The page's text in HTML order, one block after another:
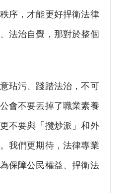
序，才能更好捍衛法律
法治自覺，那對於整個
玷污、踐踏法治，不可
會不要丟掉了職業素養
不要與「攬炒派」和外
我們更期待，法律專業
保障公民權益、捍衛法